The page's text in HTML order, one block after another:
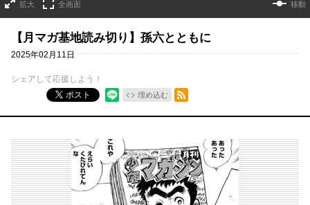
拡大 全画面 移動
【月マガ基地読み切り】孫六とともに
2025年02月11日
シェアして応援しよう！
ポスト
埋め込む
RSSフィード